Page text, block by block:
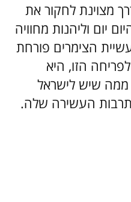
מצוינת לחקור את
יום וליהנות מחוויה
הצימרים פורחת
הזו, היא
ממה שיש לישראל
העשירה שלה.